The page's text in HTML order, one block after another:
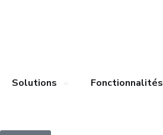
Solutions Fonctionnalités